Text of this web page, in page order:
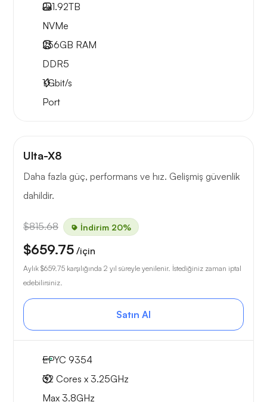
2x1.92TB
NVMe
256GB RAM
DDR5
1Gbit/s
Port
Ulta-X8
Daha fazla güç, performans ve hız. Gelişmiş güvenlik
dahildir.
$815.68 İndirim 20%
$659.75 /için
Aylık $659.75 karşılığında 2 yıl süreyle yenilenir. İstediğiniz zaman iptal
edebilirsiniz.
Satın Al
EPYC 9354
32 Cores x 3.25GHz
Max 3.8GHz